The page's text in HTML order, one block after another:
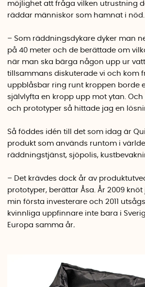
möjlighet att fråga vilken utrustning
räddar människor som hamnat i nöd.
– Som räddningsdykare dyker man
på 40 meter och de berättade om
när man ska bärga någon upp ur
tillsammans diskuterade vi och kom
uppblåsbar ring runt kroppen borde
självlyfta en kropp upp mot ytan. Och
och prototyper så hittade jag en
Så föddes idén till det som idag är
produkt som används runtom i
räddningstjänst, sjöpolis,
– Det krävdes dock år av
prototyper, berättar Åsa. År 2009
min första investerare och 2011
kvinnliga uppfinnare inte bara i
Europa samma år.